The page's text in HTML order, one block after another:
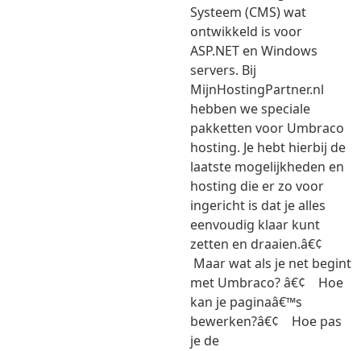
Systeem (CMS) wat
ontwikkeld is voor
ASP.NET en Windows
servers. Bij
MijnHostingPartner.nl
hebben we speciale
pakketten voor Umbraco
hosting. Je hebt hierbij de
laatste mogelijkheden en
hosting die er zo voor
ingericht is dat je alles
eenvoudig klaar kunt
zetten en draaien.â€¢
Maar wat als je net begint
met Umbraco? â€¢ Hoe
kan je paginaâ€™s
bewerken?â€¢ Hoe pas
je de